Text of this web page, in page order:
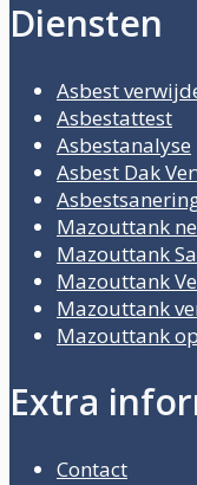
Diensten
Asbest
Asbestattest
Asbestanalyse
Asbest Dak
Mazouttank
Mazouttank
Mazouttank
Mazouttank
Mazouttank
Extra
Contact